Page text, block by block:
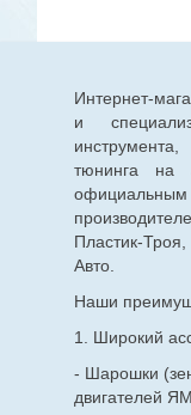
Интернет-
и
тюнинга на
Пластик-
Авто.
Наши
1. Широкий
- Шарошки
двигателей